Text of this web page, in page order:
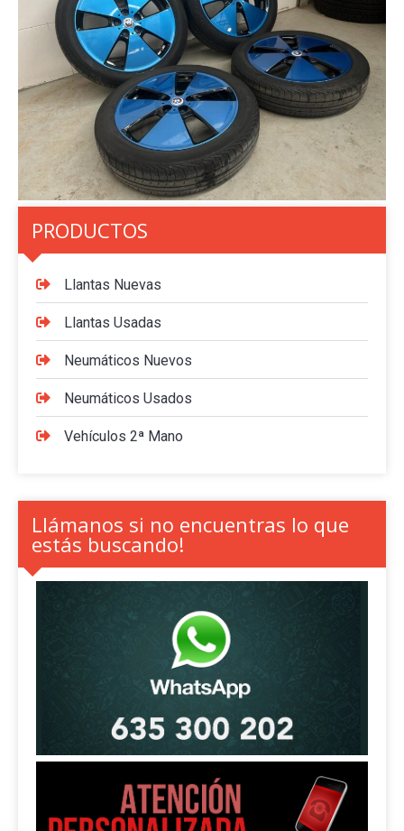
PRODUCTOS
Llantas Nuevas
Llantas Usadas
Neumáticos Nuevos
Neumáticos Usados
Vehículos 2ª Mano
Llámanos si no encuentras lo que
estás buscando!